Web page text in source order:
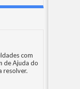
com
de Ajuda do
resolver.